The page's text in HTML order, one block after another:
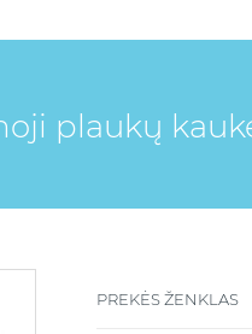
plaukų
PREKĖS ŽENKLAS